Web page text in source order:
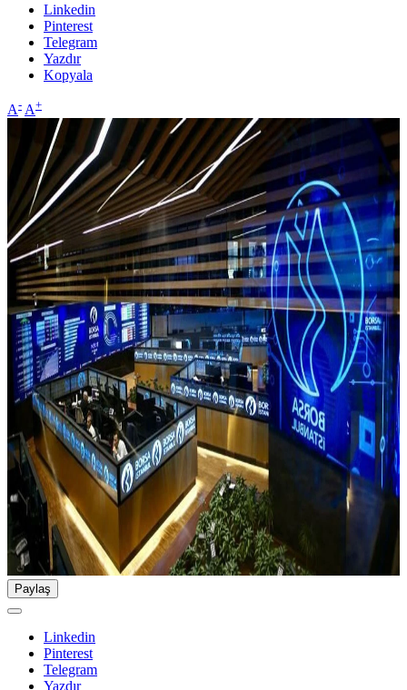
Linkedin
Pinterest
Telegram
Yazdır
Kopyala
A- A+
Paylaş
Linkedin
Pinterest
Telegram
Yazdır